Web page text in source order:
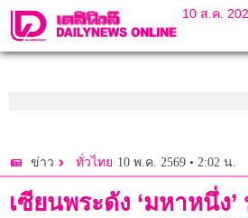
10 ส.ค.
ข่าว ทั่วไทย 10 พ.ค. 2569 • 2:02 น.
เซียนพระดัง ‘มหาหนึ่ง